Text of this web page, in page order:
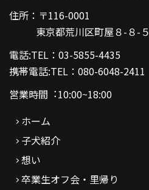
住所：〒116-0001
東京都荒川区町屋８-８-５
電話:TEL：03-5855-4435
携帯電話:TEL：080-6048-2411
営業時間︓10:00~18:00
ホーム
子犬紹介
想い
卒業生オフ会・里帰り